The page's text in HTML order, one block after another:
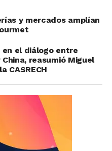
y mercados amplían
en el diálogo entre
reasumió Miguel
CASRECH